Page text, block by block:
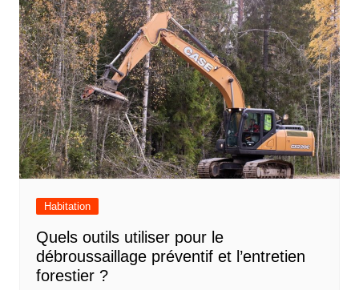
Habitation
Quels outils utiliser pour le
débroussaillage préventif et l’entretien
forestier ?